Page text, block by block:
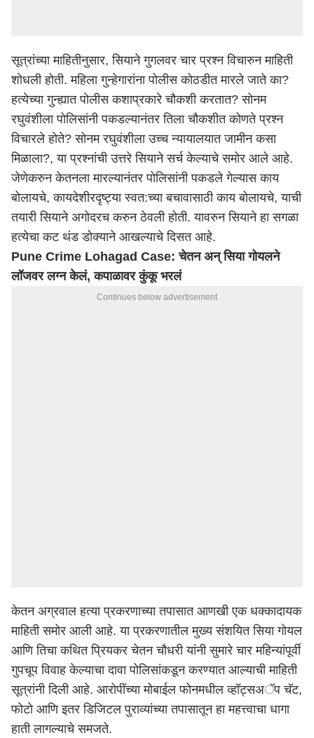
सूत्रांच्या माहितीनुसार, सियाने गुगलवर चार प्रश्न विचारुन माहिती
शोधली होती. महिला गुन्हेगारांना पोलीस कोठडीत मारले जाते का?
हत्येच्या गुन्ह्यात पोलीस कशाप्रकारे चौकशी करतात? सोनम
रघुवंशीला पोलिसांनी पकडल्यानंतर तिला चौकशीत कोणते प्रश्न
विचारले होते? सोनम रघुवंशीला उच्च न्यायालयात जामीन कसा
मिळाला?, या प्रश्नांची उत्तरे सियाने सर्च केल्याचे समोर आले आहे.
जेणेकरुन केतनला मारल्यानंतर पोलिसांनी पकडले गेल्यास काय
बोलायचे, कायदेशीरदृष्ट्या स्वत:च्या बचावासाठी काय बोलायचे, याची
तयारी सियाने अगोदरच करुन ठेवली होती. यावरुन सियाने हा सगळा
हत्येचा कट थंड डोक्याने आखल्याचे दिसत आहे.
Pune Crime Lohagad Case: चेतन अन् सिया गोयलने
लॉजवर लग्न केलं, कपाळावर कुंकू भरलं
Continues below advertisement
केतन अग्रवाल हत्या प्रकरणाच्या तपासात आणखी एक धक्कादायक
माहिती समोर आली आहे. या प्रकरणातील मुख्य संशयित सिया गोयल
आणि तिचा कथित प्रियकर चेतन चौधरी यांनी सुमारे चार महिन्यांपूर्वी
गुपचूप विवाह केल्याचा दावा पोलिसांकडून करण्यात आल्याची माहिती
सूत्रांनी दिली आहे. आरोपींच्या मोबाईल फोनमधील व्हॉट्सअॅप चॅट,
फोटो आणि इतर डिजिटल पुराव्यांच्या तपासातून हा महत्त्वाचा धागा
हाती लागल्याचे समजते.